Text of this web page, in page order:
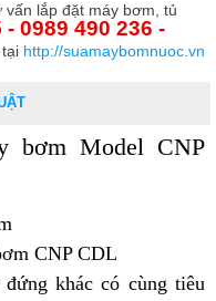
lắp đặt máy bơm, tủ
- 0989 490 236 -
http://suamaybomnuoc.vn
bơm Model CNP
CNP CDL
khác có cùng tiêu